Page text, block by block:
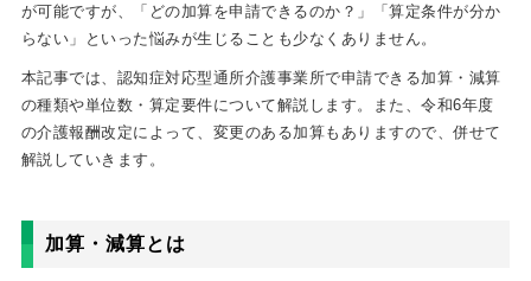
が可能ですが、「どの加算を申請できるのか？」「算定条件が分か
らない」といった悩みが生じることも少なくありません。
本記事では、認知症対応型通所介護事業所で申請できる加算・減算
の種類や単位数・算定要件について解説します。また、令和6年度
の介護報酬改定によって、変更のある加算もありますので、併せて
解説していきます。
加算・減算とは